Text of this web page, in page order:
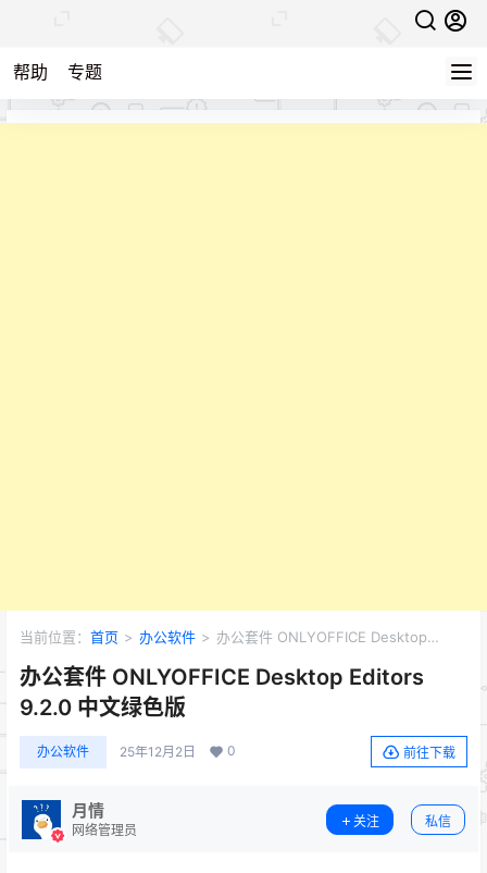
帮助 专题
当前位置： 首页 > 办公软件 > 办公套件 ONLYOFFICE Desktop
办公套件 ONLYOFFICE Desktop Editors
9.2.0 中文绿色版
办公软件 25年12月2日 0 前往下载
月情
网络管理员
关注 私信